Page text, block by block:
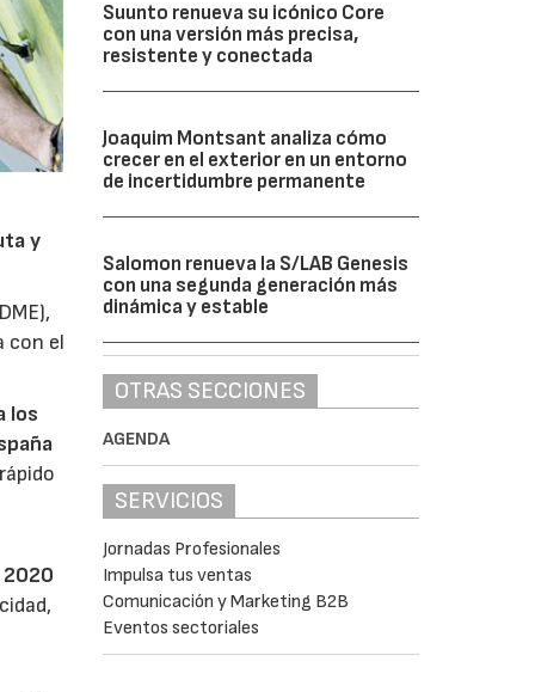
y
con el
los
2020
Suunto renueva su icónico Core
con una versión más precisa,
resistente y conectada
Joaquim Montsant analiza cómo
crecer en el exterior en un entorno
de incertidumbre permanente
Salomon renueva la S/LAB Genesis
con una segunda generación más
dinámica y estable
OTRAS SECCIONES
AGENDA
SERVICIOS
Jornadas Profesionales
Impulsa tus ventas
Comunicación y Marketing B2B
Eventos sectoriales